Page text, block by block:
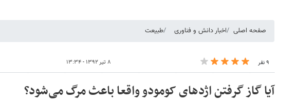
صفحه اصلی اخبار دانش و فناوری طبیعت
۹ نفر ۸ تیر ۱۳۹۲ - ۱۳:۳۴
آیا گاز گرفتن اژدهای کومودو واقعا باعث مرگ می‌شود؟